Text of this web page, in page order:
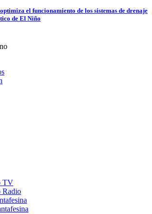
el funcionamiento de los sistemas de drenaje
de El Niño
TV
Radio